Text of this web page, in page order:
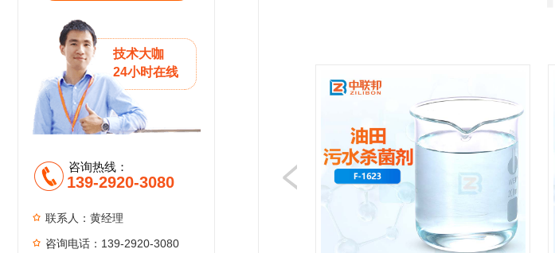
技术大咖
24小时在线
咨询热线：
139-2920-3080
联系人：黄经理
咨询电话：139-2920-3080